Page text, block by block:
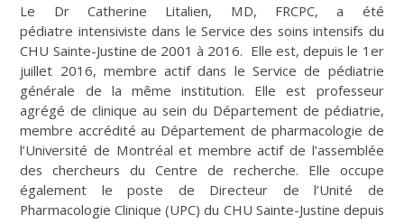
Le Dr Catherine Litalien, MD, FRCPC, a été
pédiatre intensiviste dans le Service des soins intensifs du
CHU Sainte-Justine de 2001 à 2016. Elle est, depuis le 1er
juillet 2016, membre actif dans le Service de pédiatrie
générale de la même institution. Elle est professeur
agrégé de clinique au sein du Département de pédiatrie,
membre accrédité au Département de pharmacologie de
l’Université de Montréal et membre actif de l’assemblée
des chercheurs du Centre de recherche. Elle occupe
également le poste de Directeur de l’Unité de
Pharmacologie Clinique (UPC) du CHU Sainte-Justine depuis